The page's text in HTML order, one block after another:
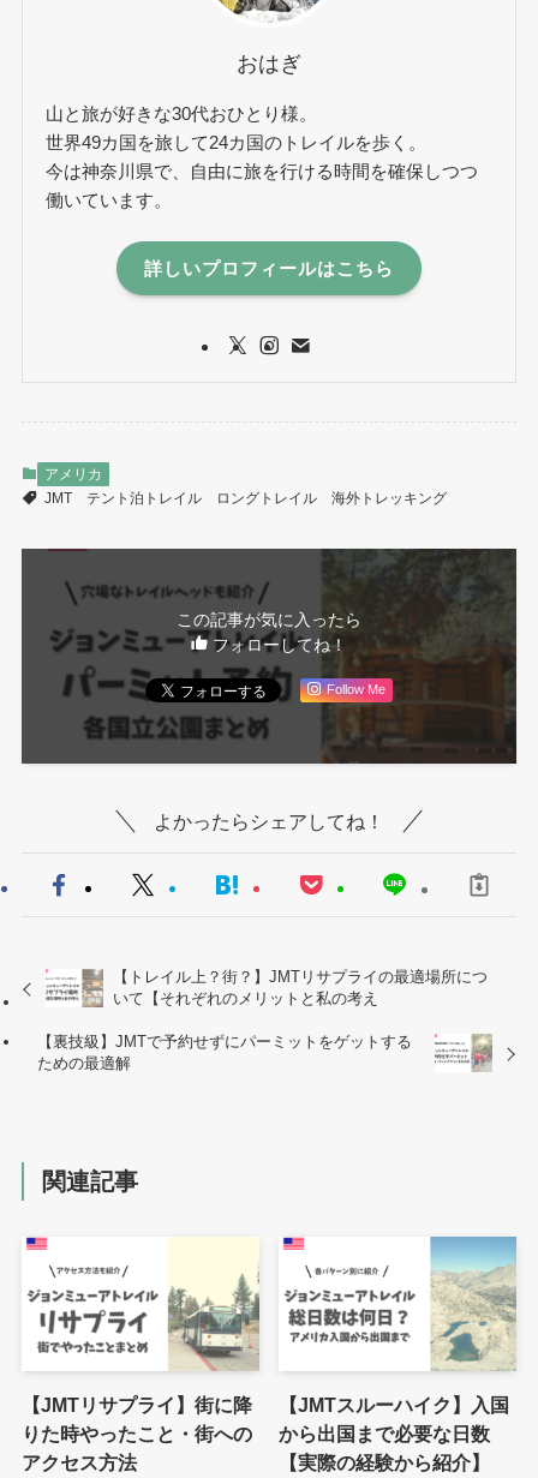
おはぎ
山と旅が好きな30代おひとり様。
世界49カ国を旅して24カ国のトレイルを歩く。
今は神奈川県で、自由に旅を行ける時間を確保しつつ
働いています。
詳しいプロフィールはこちら
アメリカ
JMT
テント泊トレイル ロングトレイル 海外トレッキング
この記事が気に入ったら
フォローしてね！
Follow Me
よかったらシェアしてね！
【トレイル上？街？】JMTリサプライの最適場所につ
いて【それぞれのメリットと私の考え
【裏技級】JMTで予約せずにパーミットをゲットする
ための最適解
関連記事
【JMTリサプライ】街に降
りた時やったこと・街への
アクセス方法
【JMTスルーハイク】入国
から出国まで必要な日数
【実際の経験から紹介】